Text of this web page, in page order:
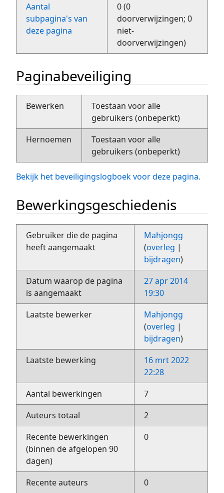
Aantal
subpagina's van
deze pagina
0 (0
doorverwijzingen; 0
niet-
doorverwijzingen)
Paginabeveiliging
Bewerken
Toestaan voor alle
gebruikers (onbeperkt)
Hernoemen
Toestaan voor alle
gebruikers (onbeperkt)
Bekijk het beveiligingslogboek voor deze pagina.
Bewerkingsgeschiedenis
Gebruiker die de pagina
heeft aangemaakt
Mahjongg
(overleg |
bijdragen)
Datum waarop de pagina
is aangemaakt
27 apr 2014
19:30
Laatste bewerker
Mahjongg
(overleg |
bijdragen)
Laatste bewerking
16 mrt 2022
22:28
Aantal bewerkingen
7
Auteurs totaal
2
Recente bewerkingen
(binnen de afgelopen 90
dagen)
0
Recente auteurs 0